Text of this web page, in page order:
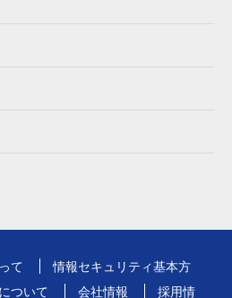
て
情報セキュリティ基本方
ついて 会社情報 採用情